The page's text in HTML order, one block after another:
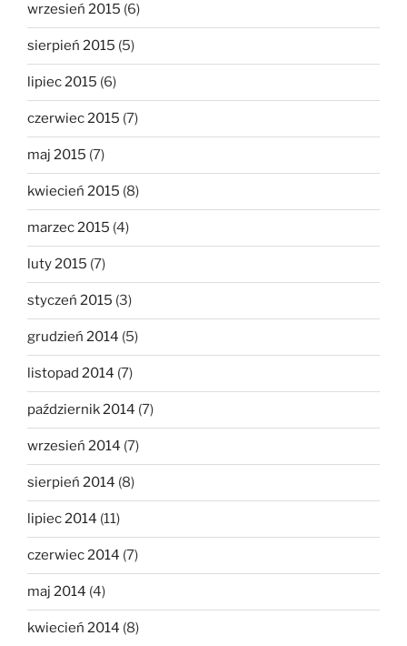
wrzesień 2015 (6)
sierpień 2015 (5)
lipiec 2015 (6)
czerwiec 2015 (7)
maj 2015 (7)
kwiecień 2015 (8)
marzec 2015 (4)
luty 2015 (7)
styczeń 2015 (3)
grudzień 2014 (5)
listopad 2014 (7)
październik 2014 (7)
wrzesień 2014 (7)
sierpień 2014 (8)
lipiec 2014 (11)
czerwiec 2014 (7)
maj 2014 (4)
kwiecień 2014 (8)